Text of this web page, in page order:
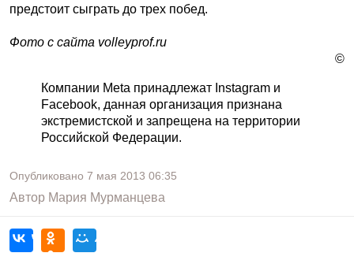
предстоит сыграть до трех побед.
Фото с сайта volleyprof.ru
©
Компании Meta принадлежат Instagram и
Facebook, данная организация признана
экстремистской и запрещена на территории
Российской Федерации.
Опубликовано 7 мая 2013 06:35
Автор Мария Мурманцева